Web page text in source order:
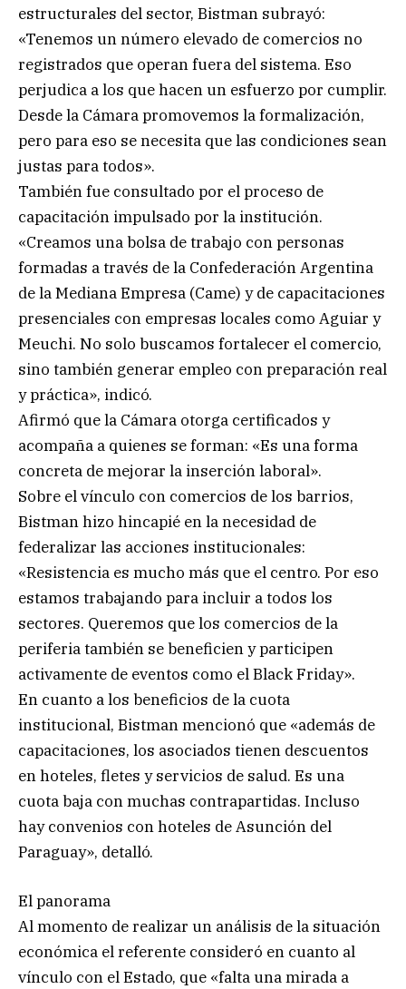
estructurales del sector, Bistman subrayó:
«Tenemos un número elevado de comercios no
registrados que operan fuera del sistema. Eso
perjudica a los que hacen un esfuerzo por cumplir.
Desde la Cámara promovemos la formalización,
pero para eso se necesita que las condiciones sean
justas para todos».
También fue consultado por el proceso de
capacitación impulsado por la institución.
«Creamos una bolsa de trabajo con personas
formadas a través de la Confederación Argentina
de la Mediana Empresa (Came) y de capacitaciones
presenciales con empresas locales como Aguiar y
Meuchi. No solo buscamos fortalecer el comercio,
sino también generar empleo con preparación real
y práctica», indicó.
Afirmó que la Cámara otorga certificados y
acompaña a quienes se forman: «Es una forma
concreta de mejorar la inserción laboral».
Sobre el vínculo con comercios de los barrios,
Bistman hizo hincapié en la necesidad de
federalizar las acciones institucionales:
«Resistencia es mucho más que el centro. Por eso
estamos trabajando para incluir a todos los
sectores. Queremos que los comercios de la
periferia también se beneficien y participen
activamente de eventos como el Black Friday».
En cuanto a los beneficios de la cuota
institucional, Bistman mencionó que «además de
capacitaciones, los asociados tienen descuentos
en hoteles, fletes y servicios de salud. Es una
cuota baja con muchas contrapartidas. Incluso
hay convenios con hoteles de Asunción del
Paraguay», detalló.
El panorama
Al momento de realizar un análisis de la situación
económica el referente consideró en cuanto al
vínculo con el Estado, que «falta una mirada a